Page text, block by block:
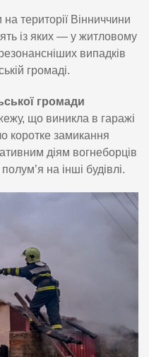
території Вінниччини
із яких — у житловому
випадків
громаді.
громади
що виникла в гаражі
коротке замикання
діям вогнеборців
на інші будівлі.